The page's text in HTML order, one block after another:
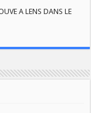
A LENS DANS LE